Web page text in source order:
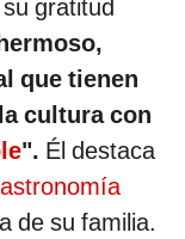
gratitud
que tienen
cultura con
". Él destaca
de su familia.